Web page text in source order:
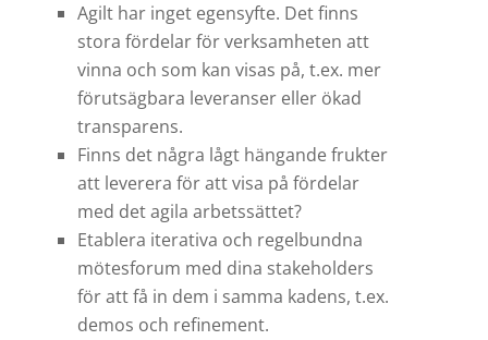
Agilt har inget egensyfte. Det finns
stora fördelar för verksamheten att
vinna och som kan visas på, t.ex. mer
förutsägbara leveranser eller ökad
transparens.
Finns det några lågt hängande frukter
att leverera för att visa på fördelar
med det agila arbetssättet?
Etablera iterativa och regelbundna
mötesforum med dina stakeholders
för att få in dem i samma kadens, t.ex.
demos och refinement.